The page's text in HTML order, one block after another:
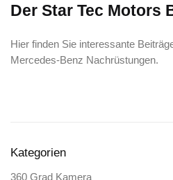
Der Star Tec Motors
Hier finden Sie interessante
Mercedes-Benz Nachrüstungen.
Kategorien
360 Grad Kamera